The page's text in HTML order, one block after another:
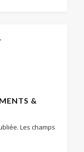
&
Les champs